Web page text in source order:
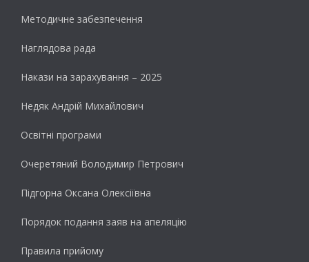
Методичне забезпечення
Наглядова рада
Накази на зарахування – 2025
Недяк Андрій Михайлович
Освітні програми
Очеретяний Володимир Петрович
Підгорна Оксана Олексіївна
Порядок подання заяв на апеляцію
Правила прийому